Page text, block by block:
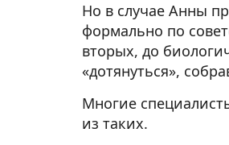
Но в случае Анны
формально по
вторых, до
«дотянуться»,
Многие
из таких.